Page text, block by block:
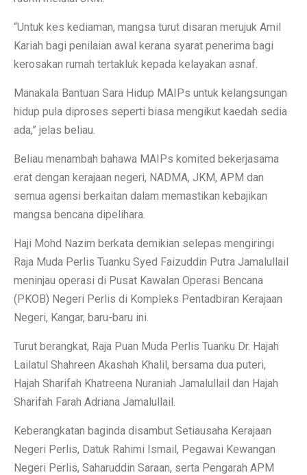
“Untuk kes kediaman, mangsa turut disaran merujuk Amil
Kariah bagi penilaian awal kerana syarat penerima bagi
kerosakan rumah tertakluk kepada kelayakan asnaf.
Manakala Bantuan Sara Hidup MAIPs untuk kelangsungan
hidup pula diproses seperti biasa mengikut kaedah sedia
ada,” jelas beliau.
Beliau menambah bahawa MAIPs komited bekerjasama
erat dengan kerajaan negeri, NADMA, JKM, APM dan
semua agensi berkaitan dalam memastikan kebajikan
mangsa bencana dipelihara.
Haji Mohd Nazim berkata demikian selepas mengiringi
Raja Muda Perlis Tuanku Syed Faizuddin Putra Jamalullail
meninjau operasi di Pusat Kawalan Operasi Bencana
(PKOB) Negeri Perlis di Kompleks Pentadbiran Kerajaan
Negeri, Kangar, baru-baru ini.
Turut berangkat, Raja Puan Muda Perlis Tuanku Dr. Hajah
Lailatul Shahreen Akashah Khalil, bersama dua puteri,
Hajah Sharifah Khatreena Nuraniah Jamalullail dan Hajah
Sharifah Farah Adriana Jamalullail.
Keberangkatan baginda disambut Setiausaha Kerajaan
Negeri Perlis, Datuk Rahimi Ismail, Pegawai Kewangan
Negeri Perlis, Saharuddin Saraan, serta Pengarah APM